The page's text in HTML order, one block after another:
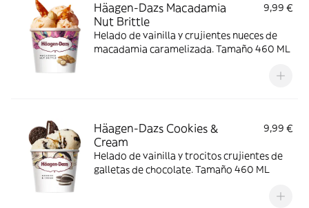
Häagen-Dazs Macadamia
Nut Brittle
9,99 €
Helado de vainilla y crujientes nueces de
macadamia caramelizada. Tamaño 460 ML
Häagen-Dazs Cookies &
Cream
9,99 €
Helado de vainilla y trocitos crujientes de
galletas de chocolate. Tamaño 460 ML